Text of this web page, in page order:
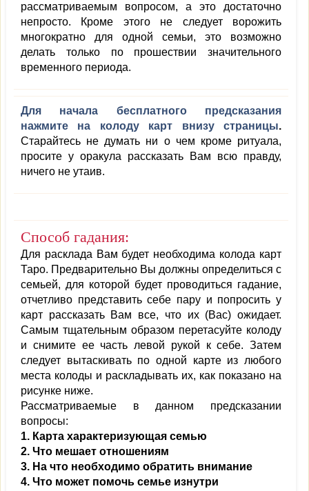
рассматриваемым вопросом, а это достаточно
непросто. Кроме этого не следует ворожить
многократно для одной семьи, это возможно
делать только по прошествии значительного
временного периода.
Для начала бесплатного предсказания
нажмите на колоду карт внизу страницы.
Старайтесь не думать ни о чем кроме ритуала,
просите у оракула рассказать Вам всю правду,
ничего не утаив.
Способ гадания:
Для расклада Вам будет необходима колода карт
Таро. Предварительно Вы должны определиться с
семьей, для которой будет проводиться гадание,
отчетливо представить себе пару и попросить у
карт рассказать Вам все, что их (Вас) ожидает.
Самым тщательным образом перетасуйте колоду
и снимите ее часть левой рукой к себе. Затем
следует вытаскивать по одной карте из любого
места колоды и раскладывать их, как показано на
рисунке ниже.
Рассматриваемые в данном предсказании
вопросы:
1. Карта характеризующая семью
2. Что мешает отношениям
3. На что необходимо обратить внимание
4. Что может помочь семье изнутри